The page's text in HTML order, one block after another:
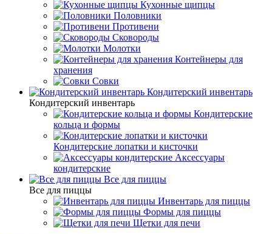
Кухонные щипцы
Половники
Противени
Сковороды
Молотки
Контейнеры для
хранения
Совки
Кондитерский инвентарь
Кондитерский инвентарь
Кондитерские
кольца и формы
Кондитерские лопатки и кисточки
Аксессуары
кондитерские
Все для пиццы
Все для пиццы
Инвентарь для пиццы
Формы для пиццы
Щетки для печи